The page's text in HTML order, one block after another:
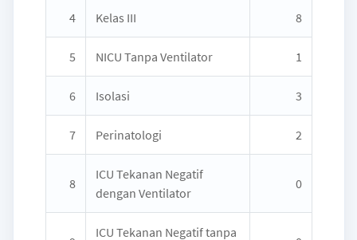
4 Kelas III 8
5 NICU Tanpa Ventilator 1
6 Isolasi 3
7 Perinatologi 2
8
ICU Tekanan Negatif
dengan Ventilator
0
ICU Tekanan Negatif tanpa